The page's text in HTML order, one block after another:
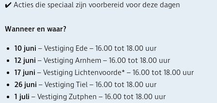
✔️ Acties die speciaal zijn voorbereid voor deze dagen
Wanneer en waar?
10 juni – Vestiging Ede – 16.00 tot 18.00 uur
12 juni – Vestiging Arnhem – 16.00 tot 18.00 uur
17 juni – Vestiging Lichtenvoorde* – 16.00 tot 18.00 uur
26 juni – Vestiging Tiel – 16.00 tot 18.00 uur
1 juli – Vestiging Zutphen – 16.00 tot 18.00 uur